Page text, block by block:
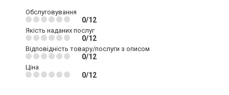
Обслуговування
0/12
Якість наданих послуг
0/12
Відповідність товару/послуги з описом
0/12
Ціна
0/12